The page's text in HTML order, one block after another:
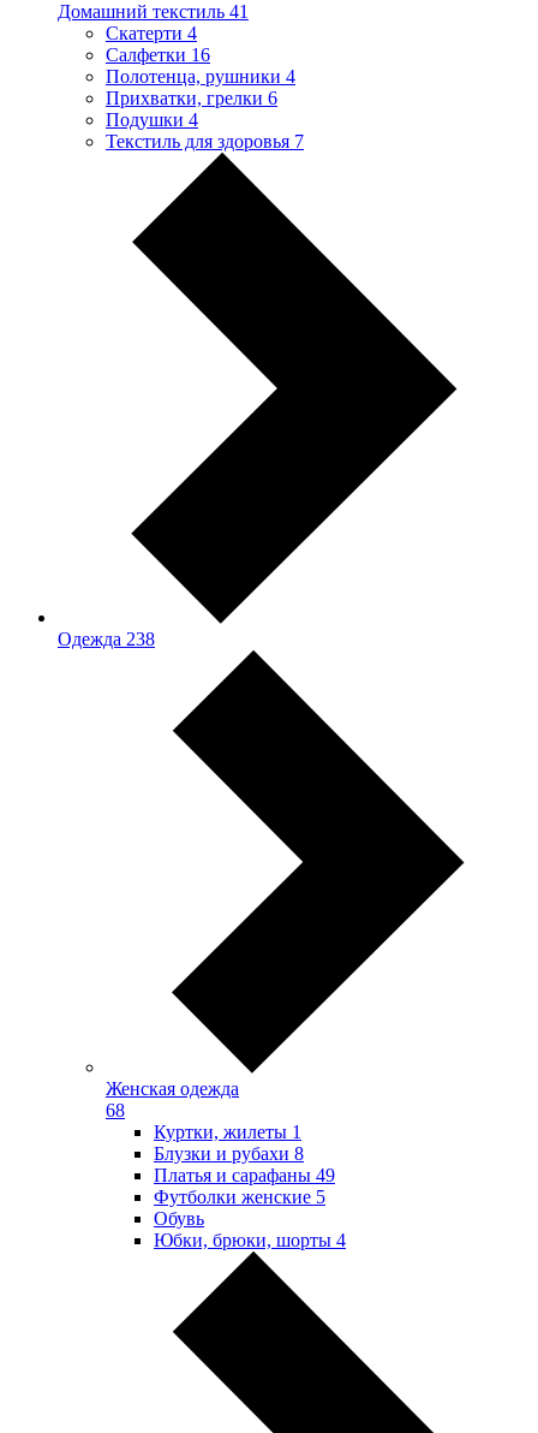
Домашний текстиль 41
Скатерти 4
Салфетки 16
Полотенца, рушники 4
Прихватки, грелки 6
Подушки 4
Текстиль для здоровья 7
Одежда 238
Женская одежда
68
Куртки, жилеты 1
Блузки и рубахи 8
Платья и сарафаны 49
Футболки женские 5
Обувь
Юбки, брюки, шорты 4